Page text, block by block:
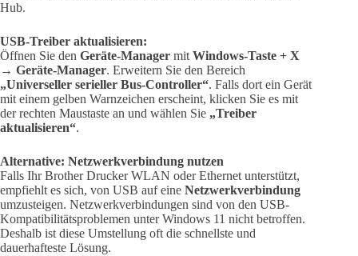
Hub.
USB-Treiber aktualisieren:
Öffnen Sie den Geräte-Manager mit Windows-Taste + X
→ Geräte-Manager. Erweitern Sie den Bereich
„Universeller serieller Bus-Controller“. Falls dort ein Gerät
mit einem gelben Warnzeichen erscheint, klicken Sie es mit
der rechten Maustaste an und wählen Sie „Treiber
aktualisieren“.
Alternative: Netzwerkverbindung nutzen
Falls Ihr Brother Drucker WLAN oder Ethernet unterstützt,
empfiehlt es sich, von USB auf eine Netzwerkverbindung
umzusteigen. Netzwerkverbindungen sind von den USB-
Kompatibilitätsproblemen unter Windows 11 nicht betroffen.
Deshalb ist diese Umstellung oft die schnellste und
dauerhafteste Lösung.